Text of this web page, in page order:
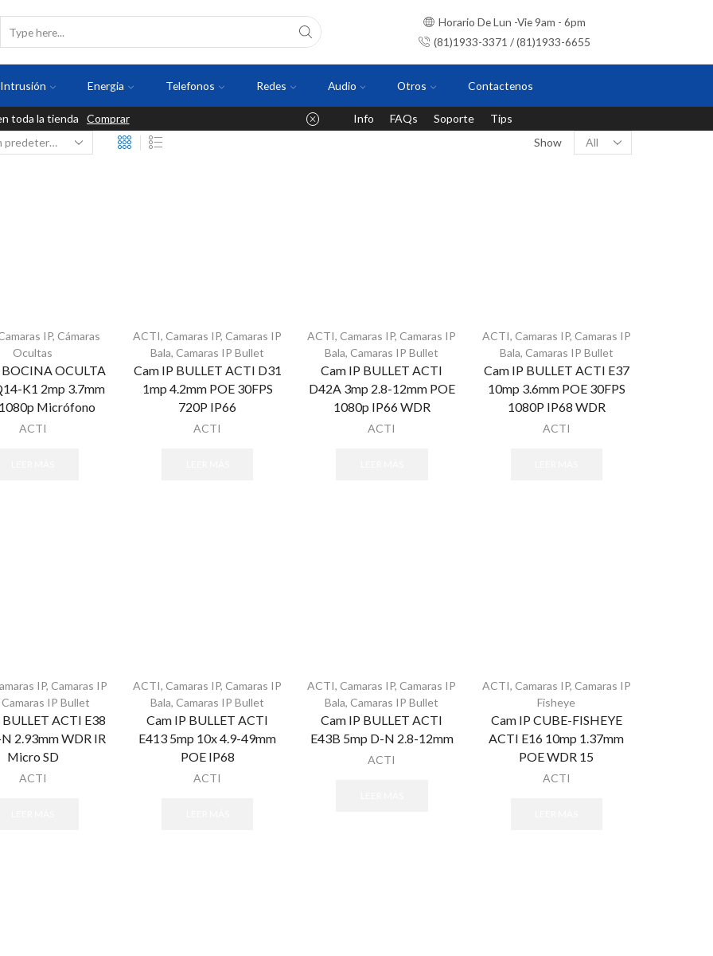
Horario De Lun -Vie 9am - 6pm
(81)1933-3371 / (81)1933-6655
Intrusión Energia Telefonos Redes Audio Otros Contactenos
toda la tienda Comprar Info FAQs Soporte
Tips
Show
IP,Cámaras
Ocultas
BOCINA OCULTA
K1 2mp 3.7mm
Micrófono
ACTI
ACTI,Camaras IP,Camaras IP
Bala,Camaras IP Bullet
Cam IP BULLET ACTI D31
1mp 4.2mm POE 30FPS
720P IP66
ACTI
ACTI,Camaras IP,Camaras IP
Bala,Camaras IP Bullet
Cam IP BULLET ACTI
D42A 3mp 2.8-12mm POE
1080p IP66 WDR
ACTI
ACTI, Camaras IP, Camaras IP
Bala, Camaras IP Bullet
Cam IP BULLET ACTI E37
10mp 3.6mm POE 30FPS
1080P IP68 WDR
ACTI
IP, Camaras IP
Camaras IP Bullet
BULLET ACTI E38
2.93mm WDR IR
Micro SD
ACTI
ACTI,Camaras IP,Camaras IP
Bala,Camaras IP Bullet
Cam IP BULLET ACTI
E413 5mp 10x 4.9-49mm
POE IP68
ACTI
ACTI,Camaras IP,Camaras IP
Bala,Camaras IP Bullet
Cam IP BULLET ACTI
E43B 5mp D-N 2.8-12mm
ACTI
ACTI, Camaras IP, Camaras IP
Fisheye
Cam IP CUBE-FISHEYE
ACTI E16 10mp 1.37mm
POE WDR 15
ACTI